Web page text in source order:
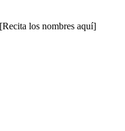
[Recita los nombres aquí]